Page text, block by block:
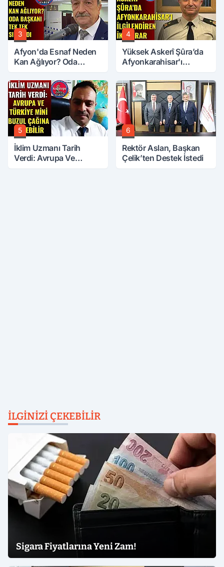
3
Afyon'da Esnaf Neden
Kan Ağlıyor? Oda
4
Yüksek Askerî Şûra’da
Afyonkarahisar'ı
5
İklim Uzmanı Tarih
Verdi: Avrupa Ve
6
Rektör Aslan, Başkan
Çelik’ten Destek İstedi
İLGINIZI ÇEKEBILIR
Sigara Fiyatlarına Yeni Zam!